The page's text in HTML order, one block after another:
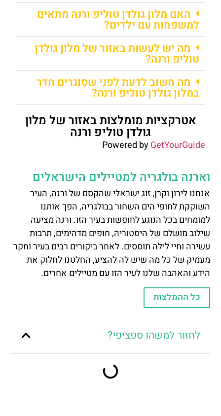
האם מלון גולדן טוליפ ורנה מתאים
למשפחות עם ילדים?
מה יש לעשות באזור של מלון גולדן
טוליפ ורנה?
מה חשוב לדעת לפני שסוגרים חדר
במלון גולדן טוליפ ורנה?
אטרקציות מומלצות באזור של מלון
גולדן טוליפ ורנה
Powered byGetYourGuide
וארנה בולגריה למטיילים הישראלים
אנחנו לירון וקרן, זוג ישראלי שהקסם של ורנה, העיר
השוקקת לחופי הים השחור בבולגריה, הפך אותנו
למומחים בכל הנוגע לחופשות בעיר הזו. ורנה מציעה
שילוב מושלם של היסטוריה, חופים מדהימים, תרבות
עשירה וחיי לילה תוססים. לאחר ביקורים רבים בעיר וחקר
מעמיק של כל מה שיש לה להציע, החלטנו לחלוק את
הידע והאהבה שלנו לעיר הזו עם מטיילים אחרים.
כל ההמלצות
לחזור למשהו ספציפי?